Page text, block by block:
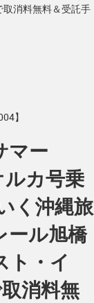
消料無料＆受託手
】
マー
ルカ号乗
く沖縄旅
ール旭橋
ト・イ
消料無